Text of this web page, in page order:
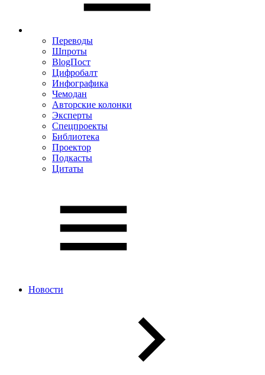
Переводы
Шпроты
BlogПост
Цифробалт
Инфографика
Чемодан
Авторские колонки
Эксперты
Спецпроекты
Библиотека
Проектор
Подкасты
Цитаты
Новости